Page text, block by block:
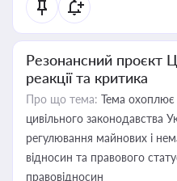
Резонансний проєкт
реакції та критика
Про що тема: Тема
цивільного законодавства
регулювання майнових і
відносин та правового
правовідносин